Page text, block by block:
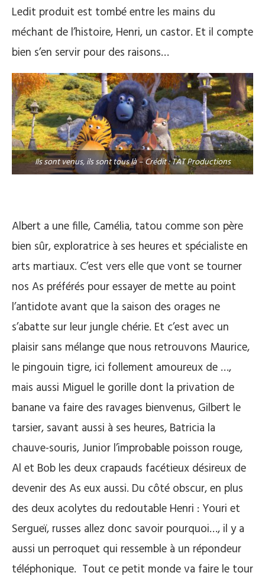
Ledit produit est tombé entre les mains du
méchant de l’histoire, Henri, un castor. Et il compte
bien s’en servir pour des raisons…
Ils sont venus, ils sont tous là – Crédit : TAT Productions
Albert a une fille, Camélia, tatou comme son père
bien sûr, exploratrice à ses heures et spécialiste en
arts martiaux. C’est vers elle que vont se tourner
nos As préférés pour essayer de mette au point
l’antidote avant que la saison des orages ne
s’abatte sur leur jungle chérie. Et c’est avec un
plaisir sans mélange que nous retrouvons Maurice,
le pingouin tigre, ici follement amoureux de …,
mais aussi Miguel le gorille dont la privation de
banane va faire des ravages bienvenus, Gilbert le
tarsier, savant aussi à ses heures, Batricia la
chauve-souris, Junior l’improbable poisson rouge,
Al et Bob les deux crapauds facétieux désireux de
devenir des As eux aussi. Du côté obscur, en plus
des deux acolytes du redoutable Henri : Youri et
Sergueï, russes allez donc savoir pourquoi…, il y a
aussi un perroquet qui ressemble à un répondeur
téléphonique. Tout ce petit monde va faire le tour